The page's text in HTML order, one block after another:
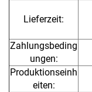
Lieferzeit:
Zahlungsbeding
ungen:
Produktionseinh
eiten: